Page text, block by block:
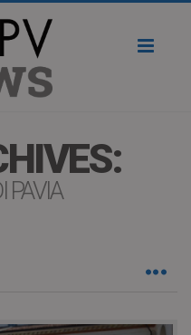
PAVIA